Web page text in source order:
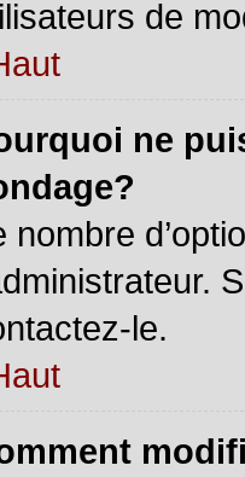
de
ne
nombre
le.